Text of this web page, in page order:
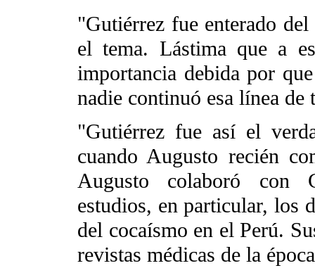
"Gutiérrez fue enterado
el tema. Lástima que a
importancia debida por
nadie continuó esa línea de
"Gutiérrez fue así el
cuando Augusto recién
Augusto colaboró con
estudios, en particular, los
del cocaísmo en el Perú.
revistas médicas de la